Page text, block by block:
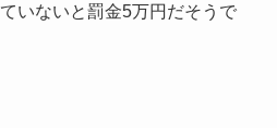
いないと罰金5万円だそうで